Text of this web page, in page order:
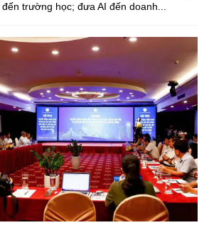
trường học; đưa AI đến doanh...